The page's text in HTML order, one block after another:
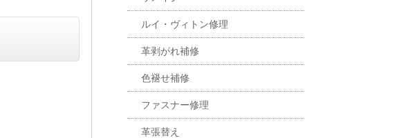
ルイ・ヴィトン修理
革剥がれ補修
色褪せ補修
ファスナー修理
革張替え